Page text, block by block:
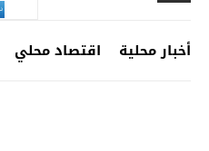
أخبار محلية اقتصاد محلي